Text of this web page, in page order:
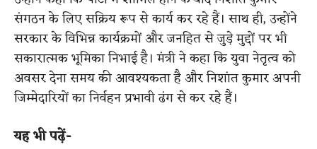
संगठन के लिए सक्रिय रूप से कार्य कर रहे हैं। साथ ही, उन्होंने
सरकार के विभिन्न कार्यक्रमों और जनहित से जुड़े मुद्दों पर भी
सकारात्मक भूमिका निभाई है। मंत्री ने कहा कि युवा नेतृत्व को
अवसर देना समय की आवश्यकता है और निशांत कुमार अपनी
जिम्मेदारियों का निर्वहन प्रभावी ढंग से कर रहे हैं।
यह भी पढ़ें-